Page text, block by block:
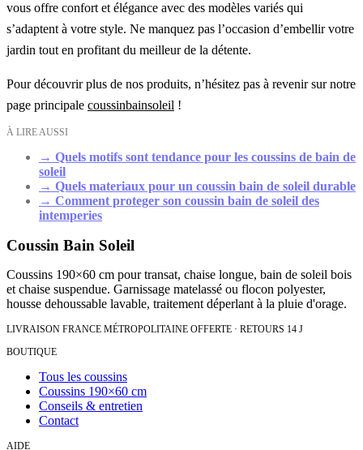
vous offre confort et élégance avec des modèles variés qui
s’adaptent à votre style. Ne manquez pas l’occasion d’embellir votre
jardin tout en profitant du meilleur de la détente.
Pour découvrir plus de nos produits, n’hésitez pas à revenir sur notre
page principale coussinbainsoleil !
À LIRE AUSSI
→ Quels motifs sont tendance pour les coussins de bain de
soleil
→ Quels materiaux pour un coussin bain de soleil durable
→ Comment proteger son coussin bain de soleil des
intemperies
Coussin Bain Soleil
Coussins 190×60 cm pour transat, chaise longue, bain de soleil bois
et chaise suspendue. Garnissage matelassé ou flocon polyester,
housse dehoussable lavable, traitement déperlant à la pluie d'orage.
LIVRAISON FRANCE MÉTROPOLITAINE OFFERTE · RETOURS 14 J
BOUTIQUE
Tous les coussins
Coussins 190×60 cm
Conseils & entretien
Contact
AIDE